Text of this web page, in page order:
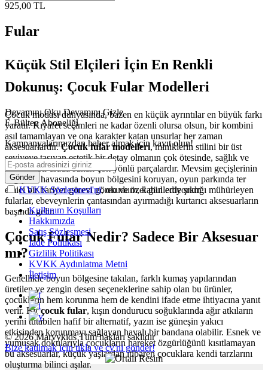
925,00 TL
Fular
Küçük Stil Elçileri İçin En Renkli
Dokunuş: Çocuk Fular Modelleri
Çocuk modası dünyasında, bazen en küçük ayrıntılar en büyük farkı
yaratır. Kıyafet seçimleri ne kadar özenli olursa olsun, bir kombini
asıl tamamlayan ve ona karakter katan unsurlar her zaman
aksesuarlardır.Çocuk fular modelleri, miniklerin stilini bir üst
seviyeye taşıyan estetik bir detay olmanın çok ötesinde, sağlık ve
konforu bir arada sunan çok yönlü parçalardır. Mevsim geçişlerinin
değişken havasında boyun bölgesini koruyan, oyun parkında ter
emici bir bariyer görevi gören ve özel günlerde şıklığı mühürleyen
fularlar, ebeveynlerin çantasından ayırmadığı kurtarıcı aksesuarların
başında gelir.
Çocuk Fular Nedir? Sadece Bir Aksesuar
mı?
Genellikle boyun bölgesine takılan, farklı kumaş yapılarından
üretilen ve zengin desen seçeneklerine sahip olan bu ürünler,
çocukların hem korunma hem de kendini ifade etme ihtiyacına yanıt
verir. Birçocuk fular, kışın dondurucu soğuklarında ağır atkıların
yerini tutabilen hafif bir alternatif, yazın ise güneşin yakıcı
etkisinden korunmayı sağlayan havalı bir bandana olabilir. Esnek ve
yumuşak dokularıyla çocukların hareket özgürlüğünü kısıtlamayan
bu aksesuarlar, küçük yaşlardan itibaren çocuklara kendi tarzlarını
oluşturma bilinci aşılar.
Devamını Oku Devamını Gizle
E-Bülten Aboneliği
Kampanyalarımızdan haber almak için kayıt olun!
Gönder
KVKK Sözleşmesi'ni, okudum, kabul ediyorum.
Kullanım Koşulları
Hakkımızda
Satış Sözleşmesi
İade Politikası
Gizlilik Politikası
KVKK Aydınlatma Metni
İletişim
© 2026 Marvykids Tüm hakları saklıdır
Bize katılmak için tıkla ve cv'ni gönder!